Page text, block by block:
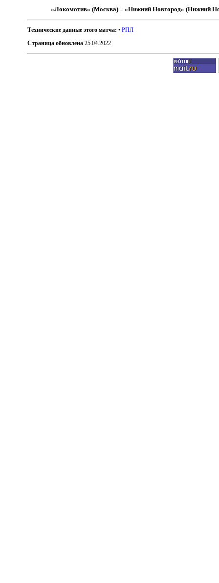
«Локомотив» (Москва) – «Нижний Новгород» (Нижний
Технические данные этого матча: •РПЛ
Страница обновлена 25.04.2022